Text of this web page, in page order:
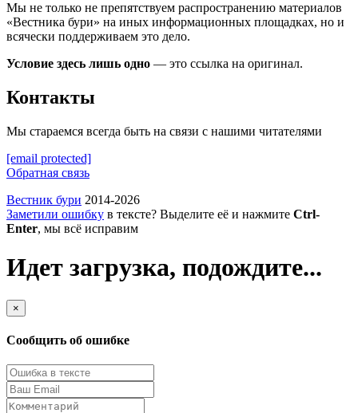
Мы не только не препятствуем распространению материалов
«Вестника бури» на иных информационных площадках, но и
всячески поддерживаем это дело.
Условие здесь лишь одно — это ссылка на оригинал.
Контакты
Мы стараемся всегда быть на связи с нашими читателями
[email protected]
Обратная связь
Вестник бури 2014-2026
Заметили ошибку в тексте? Выделите её и нажмите Ctrl-
Enter, мы всё исправим
Идет загрузка, подождите...
×
Сообщить об ошибке